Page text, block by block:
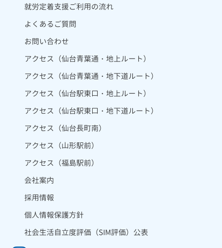
就労定着支援ご利用の流れ
よくあるご質問
お問い合わせ
アクセス（仙台青葉通・地上ルート）
アクセス（仙台青葉通・地下道ルート）
アクセス（仙台駅東口・地上ルート）
アクセス（仙台駅東口・地下道ルート）
アクセス（仙台長町南）
アクセス（山形駅前）
アクセス（福島駅前）
会社案内
採用情報
個人情報保護方針
社会生活自立度評価（SIM評価）公表